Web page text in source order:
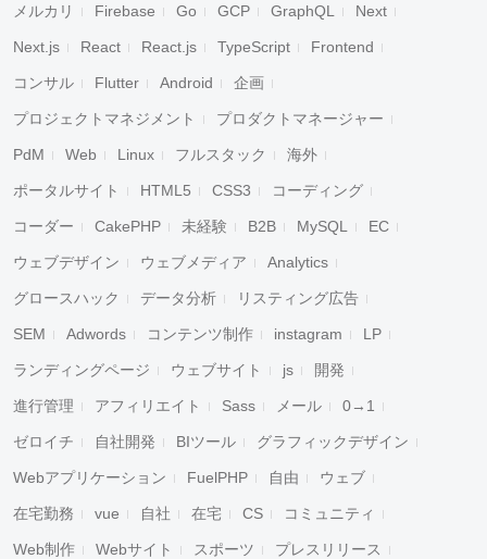
メルカリ Firebase Go GCP GraphQL Next
Next.js React React.js TypeScript Frontend
コンサル Flutter Android 企画
プロジェクトマネジメント プロダクトマネージャー
PdM Web Linux フルスタック 海外
ポータルサイト HTML5 CSS3 コーディング
コーダー CakePHP 未経験 B2B MySQL EC
ウェブデザイン ウェブメディア Analytics
グロースハック データ分析 リスティング広告
SEM Adwords コンテンツ制作 instagram LP
ランディングページ ウェブサイト js 開発
進行管理 アフィリエイト Sass メール 0→1
ゼロイチ 自社開発 BIツール グラフィックデザイン
Webアプリケーション FuelPHP 自由 ウェブ
在宅勤務 vue 自社 在宅 CS コミュニティ
Web制作 Webサイト スポーツ プレスリリース